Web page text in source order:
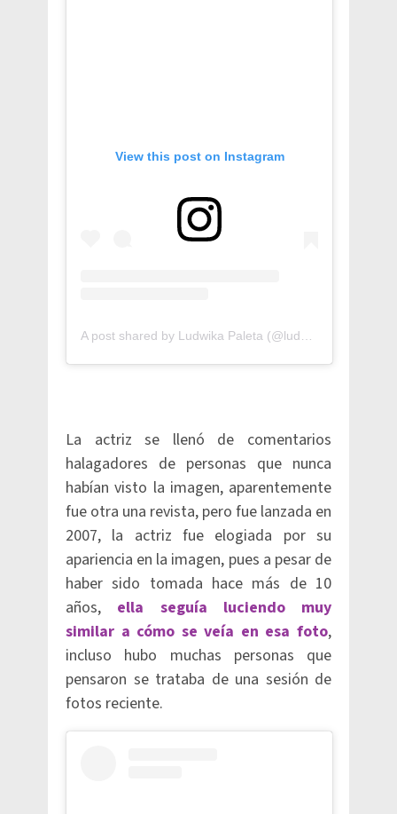
View this post on Instagram
La actriz se llenó de comentarios
halagadores de personas que nunca
habían visto la imagen, aparentemente
fue otra una revista, pero fue lanzada en
2007, la actriz fue elogiada por su
apariencia en la imagen, pues a pesar de
haber sido tomada hace más de 10
años, ella seguía luciendo muy
similar a cómo se veía en esa foto,
incluso hubo muchas personas que
pensaron se trataba de una sesión de
fotos reciente.